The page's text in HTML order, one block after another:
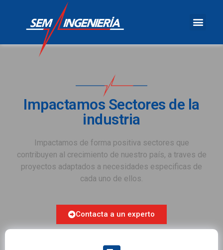
Impactamos Sectores de la
industria
Impactamos de forma positiva sectores que
contribuyen al crecimiento de nuestro país, a traves de
proyectos adaptados a necesidades especificas de
cada uno de ellos.
Contacta a un experto